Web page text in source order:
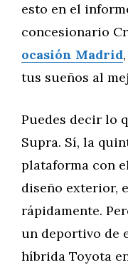
esto en el
concesionario
ocasión Madrid
tus sueños al
Puedes decir lo
Supra. Sí, la
plataforma con
diseño exterior,
rápidamente.
un deportivo de
híbrida Toyota